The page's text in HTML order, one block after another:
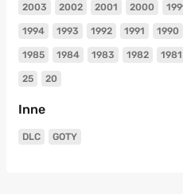
2003 2002 2001 2000
1994 1993 1992 1991 1990
1985 1984 1983 1982 1981
25 20
Inne
DLC GOTY